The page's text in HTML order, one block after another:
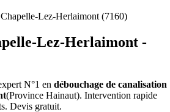
Lez-Herlaimont (7160)
Lez-Herlaimont -
N°1 en débouchage de canalisation
(Province Hainaut). Intervention rapide
Devis gratuit.